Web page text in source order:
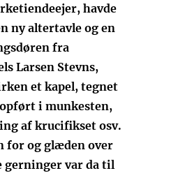
havde
ny altertavle og en
fra
Larsen Stevns,
et kapel, tegnet
i munkesten,
af krucifikset osv.
for og glæden over
gerninger var da til